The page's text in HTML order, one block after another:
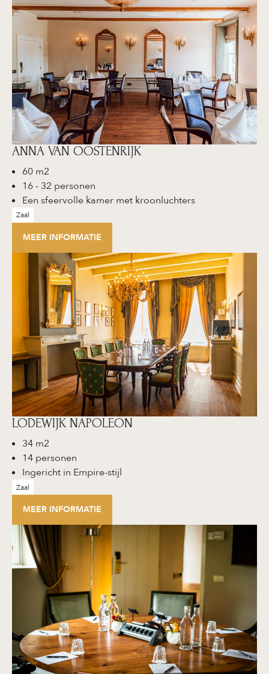
ANNA VAN OOSTENRIJK
60 m2
16 - 32 personen
Een sfeervolle kamer met kroonluchters
Zaal
MEER INFORMATIE
LODEWIJK NAPOLEON
34 m2
14 personen
Ingericht in Empire-stijl
Zaal
MEER INFORMATIE